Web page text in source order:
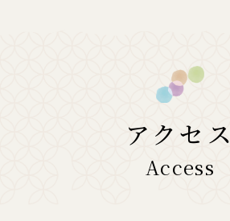
アクセス
Access